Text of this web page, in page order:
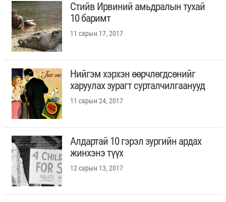
Стийв Ирвиний амьдралын тухай
10 баримт
11 сарын 17, 2017
Нийгэм хэрхэн өөрчлөгдсөнийг
харуулах зурагт сурталчилгаанууд
11 сарын 24, 2017
Алдартай 10 гэрэл зургийн ардах
жинхэнэ түүх
12 сарын 13, 2017